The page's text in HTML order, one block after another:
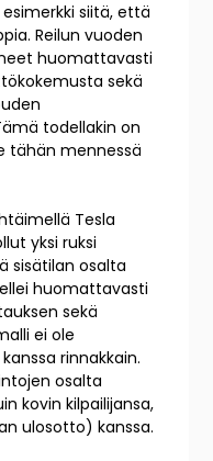
siitä, että
Reilun vuoden
huomattavasti
sekä
todellakin on
tähän mennessä
Tesla
yksi ruksi
sisätilan osalta
huomattavasti
sekä
ei ole
rinnakkain.
osalta
kovin kilpailijansa,
ulosotto) kanssa.